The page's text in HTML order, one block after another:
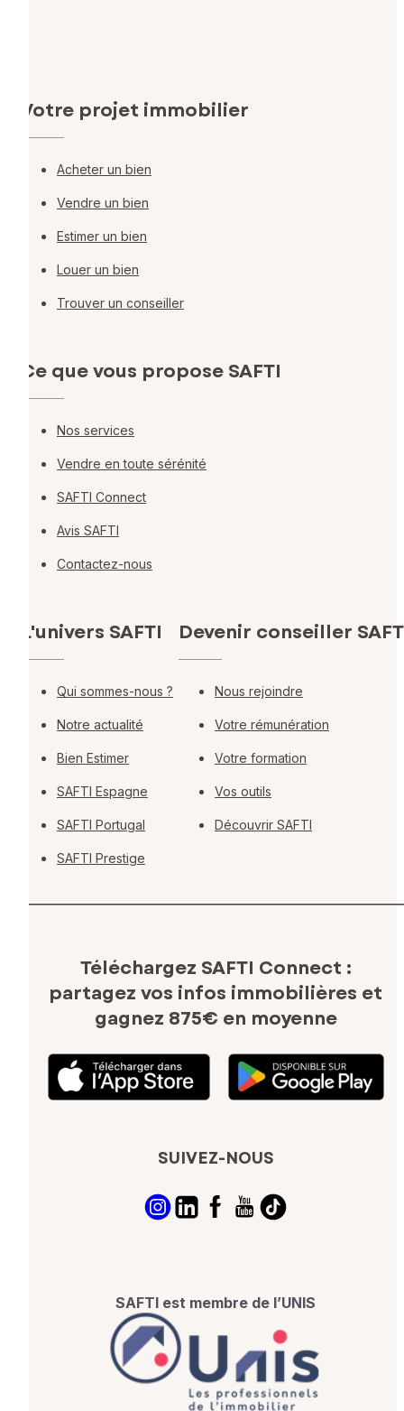
Votre projet immobilier
Acheter un bien
Vendre un bien
Estimer un bien
Louer un bien
Trouver un conseiller
Ce que vous propose SAFTI
Nos services
Vendre en toute sérénité
SAFTI Connect
Avis SAFTI
Contactez-nous
L'univers SAFTI
Qui sommes-nous ?
Notre actualité
Bien Estimer
SAFTI Espagne
SAFTI Portugal
SAFTI Prestige
Devenir conseiller
Nous rejoindre
Votre rémunération
Votre formation
Vos outils
Découvrir SAFTI
Téléchargez SAFTI Connect :
partagez vos infos immobilières et
gagnez 875€ en moyenne
SUIVEZ-NOUS
SAFTI est membre de l’UNIS